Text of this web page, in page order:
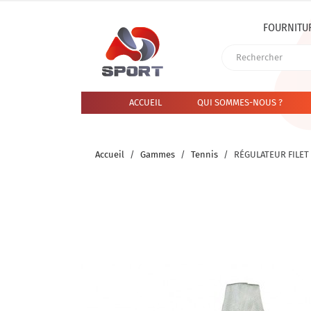
ACCUEIL QUI SOMMES-NOUS ?
Accueil Gammes Tennis RÉGULATEUR